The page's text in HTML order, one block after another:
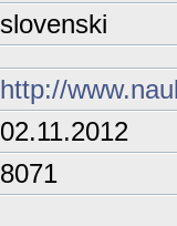
slovenski
http://
02.11.2012
8071